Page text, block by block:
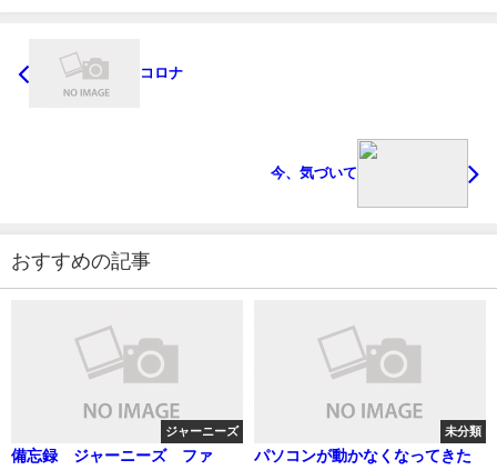
コロナ
今、気づいて
おすすめの記事
ジャーニーズ
備忘録 ジャーニーズ ファ
未分類
パソコンが動かなくなってきた